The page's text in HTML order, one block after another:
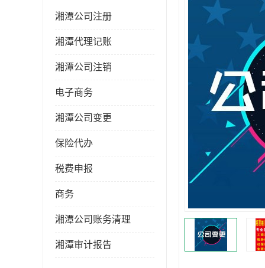
湘潭公司注册
湘潭代理记账
湘潭公司注销
电子商务
湘潭公司变更
保险代办
税费申报
商务
湘潭公司账务清理
湘潭审计报告